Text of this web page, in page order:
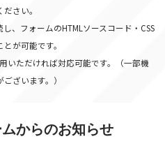
さい。
、フォームのHTMLソースコード・CSS
が可能です。
いただければ対応可能です。（一部機
ざいます。）
からのお知らせ